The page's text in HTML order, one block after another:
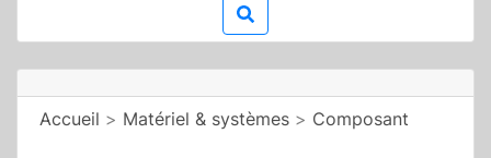
Accueil > Matériel & systèmes > Composant